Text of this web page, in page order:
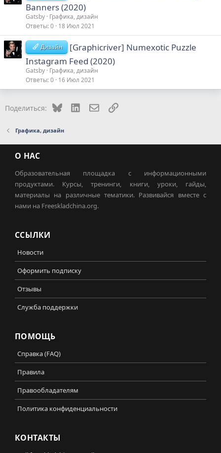
Banners (2020)
Gatsby Графика, дизайн
Ответы 0 18 Июл 2021
Дизайн
[Graphicriver] Numexotic Puzzle
Instagram Feed (2020)
Gatsby Графика, дизайн
Ответы 0 16 Июл 2021
Поделиться: Bluesky LinkedInЭлектронная почта
Ссылка
Графика, дизайн
О НАС
Образовательная площадка с информационными
продуктами. Курсы, тренинги, книги, уроки, гайды,
материалы на различные тематики. Развивайся вместе с
нами на Freeskladchina.org.
ССЫЛКИ
Новости
Оформить подписку
Отзывы
Служба поддержки
ПОМОЩЬ
Справка (FAQ)
Правила
Правообладателям
Политика конфиденциальности
КОНТАКТЫ